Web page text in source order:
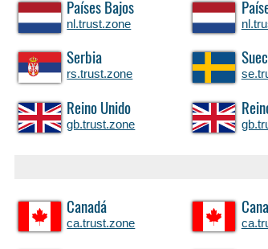
Países Bajos
nl.trust.zone
Serbia
rs.trust.zone
Reino Unido
gb.trust.zone
Canadá
ca.trust.zone